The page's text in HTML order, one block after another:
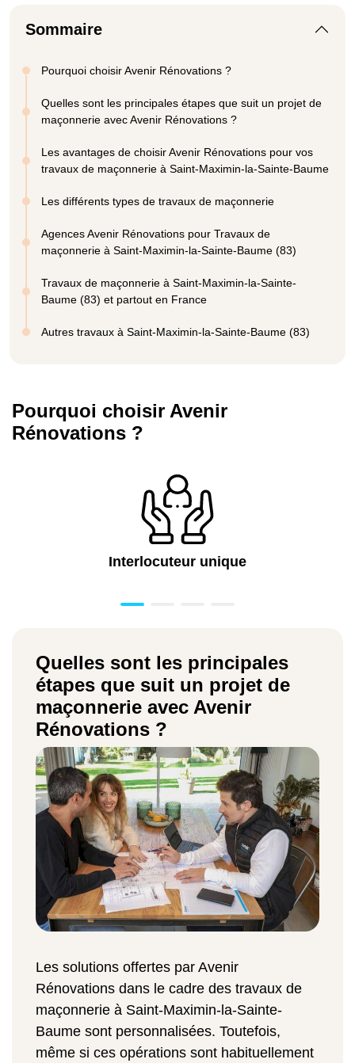
Sommaire
Pourquoi choisir Avenir Rénovations ?
Quelles sont les principales étapes que suit un projet de
maçonnerie avec Avenir Rénovations ?
Les avantages de choisir Avenir Rénovations pour vos
travaux de maçonnerie à Saint-Maximin-la-Sainte-Baume
Les différents types de travaux de maçonnerie
Agences Avenir Rénovations pour Travaux de
maçonnerie à Saint-Maximin-la-Sainte-Baume (83)
Travaux de maçonnerie à Saint-Maximin-la-Sainte-
Baume (83) et partout en France
Autres travaux à Saint-Maximin-la-Sainte-Baume (83)
Pourquoi choisir Avenir
Rénovations ?
Interlocuteur unique
Quelles sont les principales
étapes que suit un projet de
maçonnerie avec Avenir
Rénovations ?
Les solutions offertes par Avenir
Rénovations dans le cadre des travaux de
maçonnerie à Saint-Maximin-la-Sainte-
Baume sont personnalisées. Toutefois,
même si ces opérations sont habituellement